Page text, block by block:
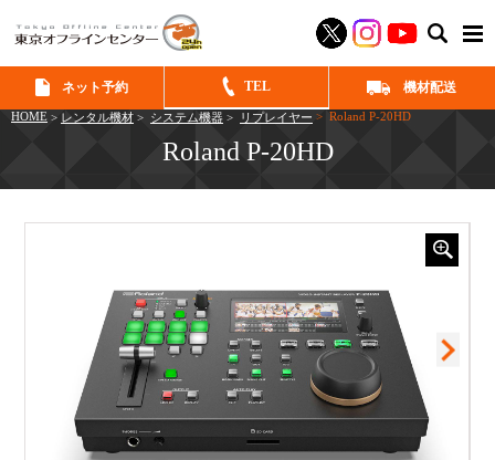
ネット予約 TEL 機材配送
HOME > レンタル機材 > システム機器 > リプレイヤー > Roland P-20HD
Roland P-20HD